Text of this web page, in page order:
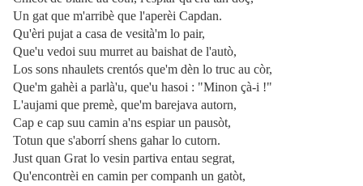
Un gat que m'arribè que l'aperèi Capdan.
Qu'èri pujat a casa de vesità'm lo pair,
Que'u vedoi suu murret au baishat de l'autò,
Los sons nhaulets crentós que'm dèn lo truc au còr,
Que'm gahèi a parlà'u, que'u hasoi : "Minon çà-i !"
L'aujami que premè, que'm barejava autorn,
Cap e cap suu camin a'ns espiar un pausòt,
Totun que s'aborrí shens gahar lo cutorn.
Just quan Grat lo vesin partiva entau segrat,
Qu'encontrèi en camin per companh un gatòt,